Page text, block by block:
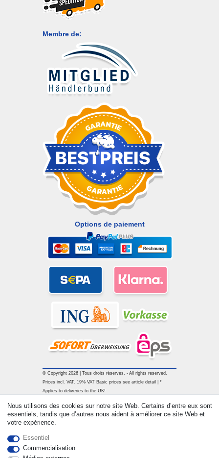
Membre de:
Options de paiement
© Copyright 2026 | Tous droits réservés. - All rights reserved.
Prices incl. VAT. 19% VAT Basic prices see article detail | *
Applies to deliveries to the UK!
Nous utilisons des cookies sur notre site Web. Certains d’entre eux sont
essentiels, tandis que d’autres nous aident à améliorer ce site Web et
votre expérience.
Essentiel
Commercialisation
Rétracter le contrat ici Contact